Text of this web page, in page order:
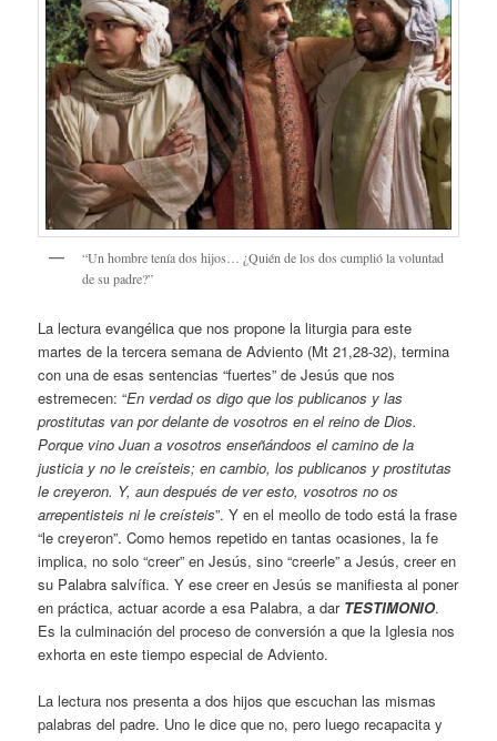
“Un hombre tenía dos hijos… ¿Quién de los dos cumplió la voluntad
de su padre?”
La lectura evangélica que nos propone la liturgia para este
martes de la tercera semana de Adviento (Mt 21,28-32), termina
con una de esas sentencias “fuertes” de Jesús que nos
estremecen: “En verdad os digo que los publicanos y las
prostitutas van por delante de vosotros en el reino de Dios.
Porque vino Juan a vosotros enseñándoos el camino de la
justicia y no le creísteis; en cambio, los publicanos y prostitutas
le creyeron. Y, aun después de ver esto, vosotros no os
arrepentisteis ni le creísteis”. Y en el meollo de todo está la frase
“le creyeron”. Como hemos repetido en tantas ocasiones, la fe
implica, no solo “creer” en Jesús, sino “creerle” a Jesús, creer en
su Palabra salvífica. Y ese creer en Jesús se manifiesta al poner
en práctica, actuar acorde a esa Palabra, a dar TESTIMONIO.
Es la culminación del proceso de conversión a que la Iglesia nos
exhorta en este tiempo especial de Adviento.
La lectura nos presenta a dos hijos que escuchan las mismas
palabras del padre. Uno le dice que no, pero luego recapacita y